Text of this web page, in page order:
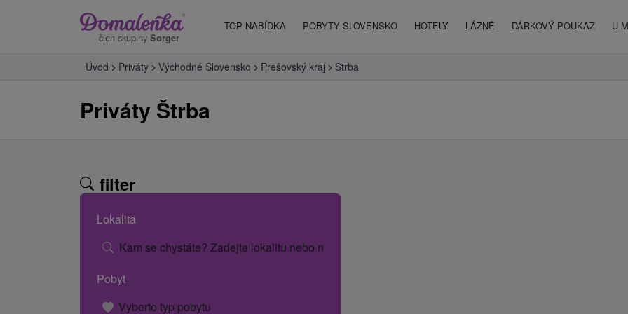
člen skupiny Sorger
TOP NABÍDKA POBYTY SLOVENSKO HOTELY LÁZNĚ DÁRKOVÝ POUKAZ U
Úvod Priváty Východné Slovensko Prešovský kraj Štrba
Priváty Štrba
filter
Lokalita
Kam se chystáte? Zadejte lokalitu nebo název hotelu.
Pobyt
Vyberte typ pobytu